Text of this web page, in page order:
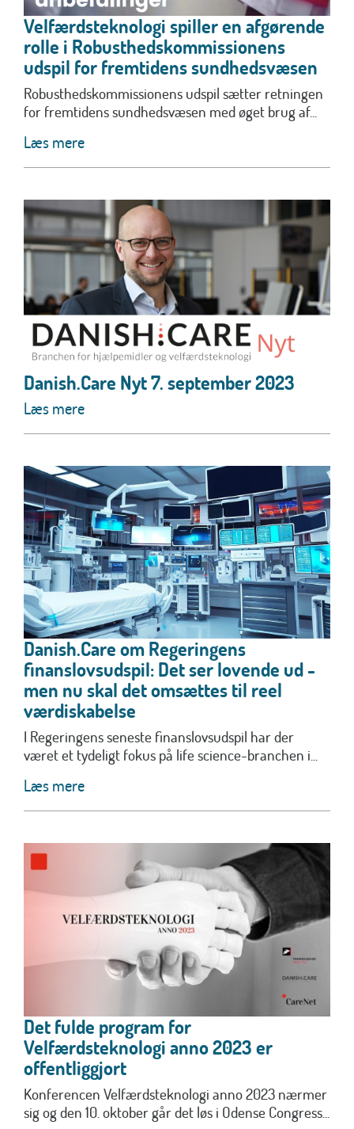
Velfærdsteknologi spiller en afgørende
rolle i Robusthedskommissionens
udspil for fremtidens sundhedsvæsen
Robusthedskommissionens udspil sætter retningen
for fremtidens sundhedsvæsen med øget brug af...
Læs mere
Danish.Care Nyt 7. september 2023
Læs mere
Danish.Care om Regeringens
finanslovsudspil: Det ser lovende ud -
men nu skal det omsættes til reel
værdiskabelse
I Regeringens seneste finanslovsudspil har der
været et tydeligt fokus på life science-branchen i...
Læs mere
Det fulde program for
Velfærdsteknologi anno 2023 er
offentliggjort
Konferencen Velfærdsteknologi anno 2023 nærmer
sig og den 10. oktober går det løs i Odense Congress...